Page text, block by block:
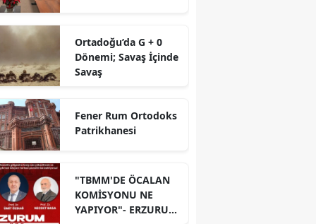
Ortadoğu’da G + 0
Dönemi; Savaş İçinde
Savaş
Fener Rum Ortodoks
Patrikhanesi
"TBMM'DE ÖCALAN
KOMİSYONU NE
YAPIYOR"- ERZURUM